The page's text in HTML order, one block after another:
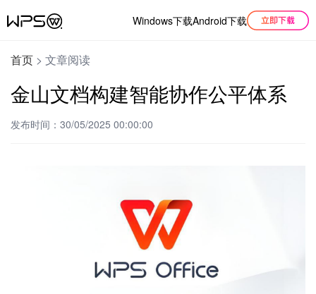
Windows下载Android下载
首页 > 文章阅读
金山文档构建智能协作公平体系
发布时间：30/05/2025 00:00:00